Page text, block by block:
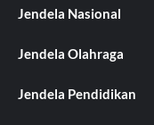
Jendela Nasional
Jendela Olahraga
Jendela Pendidikan